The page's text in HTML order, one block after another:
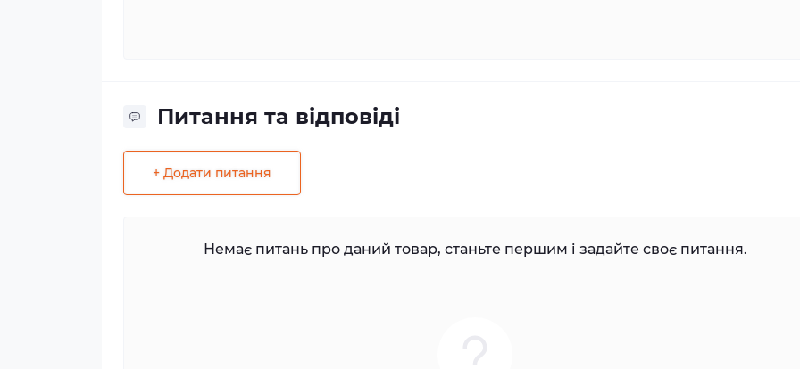
Питання та відповіді
+ Додати питання
Немає питань про даний товар, станьте першим і задайте своє питання.